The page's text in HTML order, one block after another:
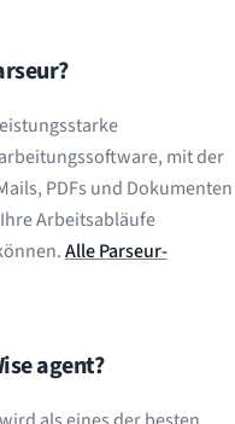
mit der
PDFs und Dokumenten
Arbeitsabläufe
Alle Parseur-
agent?